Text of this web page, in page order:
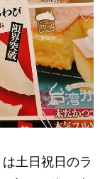
土日祝日のラ